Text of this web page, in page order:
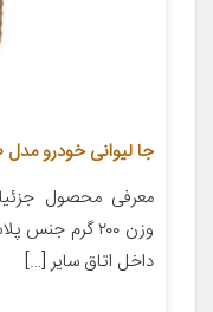
جا لیوانی خودرو مدل ikj500
داخل اتاق سایر […]